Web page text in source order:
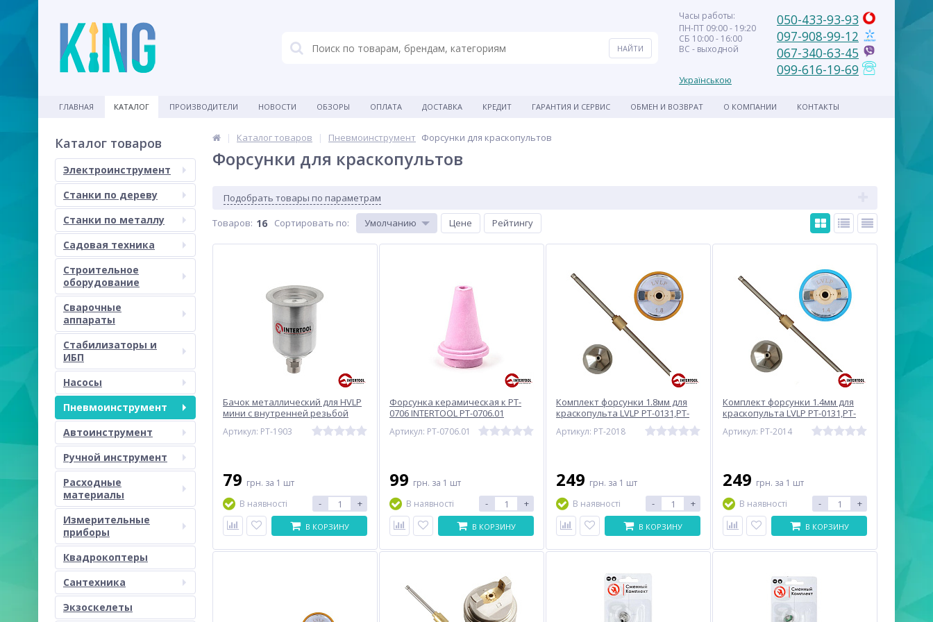
Часы работы:
ПН-ПТ 09:00 - 19:20
СБ 10:00 - 16:00
ВС - выходной
Українською
050-433-93-93
097-908-99-12
067-340-63-45
099-616-19-69
ГЛАВНАЯ КАТАЛОГ ПРОИЗВОДИТЕЛИ НОВОСТИ ОБЗОРЫ ОПЛАТА ДОСТАВКА КРЕДИТ ГАРАНТИЯ И СЕРВИС ОБМЕН И ВОЗВРАТ О КОМПАНИИ КОНТАКТЫ
Каталог товаров
Электроинструмент
Станки по дереву
Станки по металлу
Садовая техника
Строительное
оборудование
Сварочные
аппараты
Стабилизаторы и
ИБП
Насосы
Пневмоинструмент
Автоинструмент
Ручной инструмент
Расходные
материалы
Измерительные
приборы
Квадрокоптеры
Сантехника
Экзоскелеты
Каталог товаров Пневмоинструмент Форсунки для краскопультов
Форсунки для краскопультов
Подобрать товары по параметрам
Товаров: 16 Сортировать по: Умолчанию Цене Рейтингу
Бачок металлический для HVLP
мини с внутренней резьбой
M14x1, 125мл INTERTOOL PT-1903
Артикул: PT-1903
79 грн. за 1 шт
В наявності
- +
В КОРЗИНУ
Форсунка керамическая к PT-
0706 INTERTOOL PT-0706.01
Артикул: PT-0706.01
99 грн. за 1 шт
В наявності
- +
В КОРЗИНУ
Комплект форсунки 1.8мм для
краскопульта LVLP PT-0131,PT-
0132,PT-0133,PT-0134,PT-0135,PT-
0136 (дюза, воздушная
Артикул: PT-2018
249 грн. за 1 шт
В наявності
- +
В КОРЗИНУ
Комплект форсунки 1.4мм для
краскопульта LVLP PT-0131,PT-
0132,PT-0133,PT-0134,PT-0135,PT-
0136 (дюза, воздушная
Артикул: PT-2014
249 грн. за 1 шт
В наявності
- +
В КОРЗИНУ